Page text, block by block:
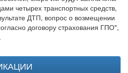
четырех транспортных средств,
ДТП, вопрос о возмещении
договору страхования ГПО",